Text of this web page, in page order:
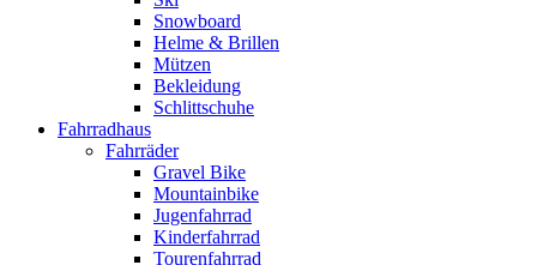
Snowboard
Helme & Brillen
Mützen
Bekleidung
Schlittschuhe
Fahrradhaus
Fahrräder
Gravel Bike
Mountainbike
Jugenfahrrad
Kinderfahrrad
Tourenfahrrad